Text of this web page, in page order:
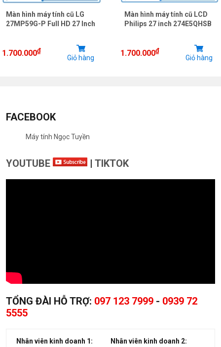
họa chuyên nghiệp. Vì nếu to hơn thì hình ảnh hiển thị sẽ bị vỡ
sung. Chúng ta sẽ dễ dàng phân biệt các màu sắc nhất định.
Nhờ thế công việc cũng sở nên suôn sẻ và dễ dàng hơn.
2. Thông số kỹ thuật màn hình máy tính
Màn hình máy tính cũ LG
27MP59G-P Full HD 27 Inch
1.700.000₫
Giỏ hàng
Màn hình máy tính cũ LCD
Philips 27 inch 274E5QHSB
1.700.000₫
Giỏ hàng
FACEBOOK
Máy tính Ngọc Tuyền
YOUTUBE | TIKTOK
TỔNG ĐÀI HỖ TRỢ: 097 123 7999 - 0939 72
5555
Nhân viên kinh doanh 1:
Nhân viên kinh doanh 2: